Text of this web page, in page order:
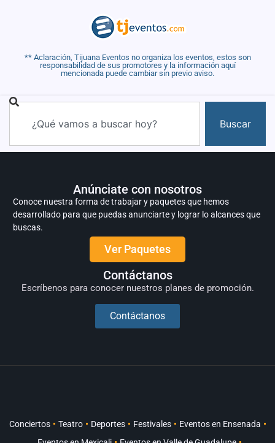
** Aclaración, Tijuana Eventos no organiza los eventos, estos son
responsabilidad de sus promotores y la información aquí
mencionada puede cambiar sin previo aviso.
Buscar
Anúnciate con nosotros
Conoce nuestra forma de trabajar y paquetes que hemos
desarrollado para que puedas anunciarte y lograr lo alcances que
buscas.
Ver Paquetes
Contáctanos
Escríbenos para conocer nuestros planes de promoción.
Contáctanos
Conciertos Teatro Deportes Festivales
Eventos en Ensenada